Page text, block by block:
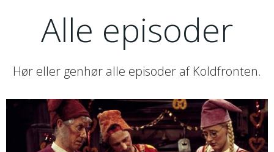
Alle episoder
Hør eller genhør alle episoder af Koldfronten.